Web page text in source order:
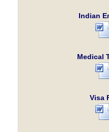
Indian
Medical
Visa